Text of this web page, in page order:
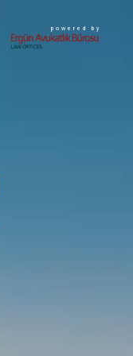
powered by